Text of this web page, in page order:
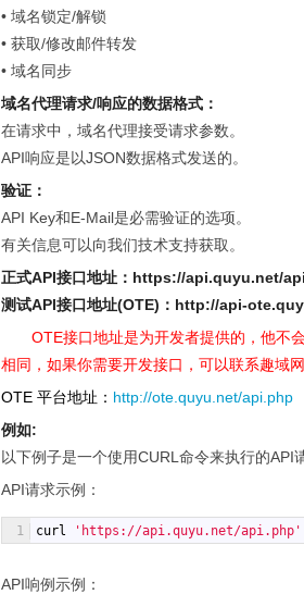
• 域名锁定/解锁
• 获取/修改邮件转发
• 域名同步
域名代理请求/响应的数据格式：
在请求中，域名代理接受请求参数。
API响应是以JSON数据格式发送的。
验证：
API Key和E-Mail是必需验证的选项。
有关信息可以向我们技术支持获取。
正式API接口地址：https://api.quyu.net/
测试API接口地址(OTE)：http://api-
OTE接口地址是为开发者提供的，他不会
相同，如果你需要开发接口，可以联系趣域
OTE 平台地址： http://ote.quyu.net/api.php
例如:
以下例子是一个使用CURL命令来执行的API
API请求示例：
1 curl 'https://api.quyu.net/api.php'
API响例示例：